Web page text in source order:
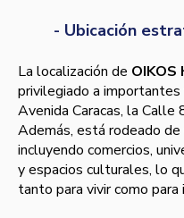
- Ubicación
La localización de OIKOS
privilegiado a importantes
Avenida Caracas, la
Además, está rodeado de
incluyendo comercios,
y espacios culturales, lo
tanto para vivir como para